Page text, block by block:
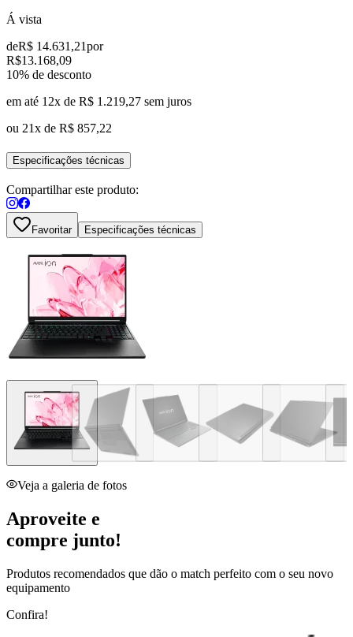
Á vista
deR$ 14.631,21por
R$13.168,09
10% de desconto
em até 12x de R$ 1.219,27 sem juros
ou 21x de R$ 857,22
Especificações técnicas
Compartilhar este produto:
Favoritar Especificações técnicas
Veja a galeria de fotos
Aproveite e
compre junto!
Produtos recomendados que dão o match perfeito com o seu novo
equipamento
Confira!